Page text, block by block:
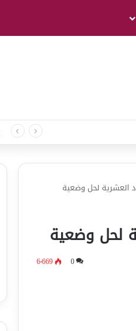
العشرية لحل وضعية
لحل وضعية
0 6٬669